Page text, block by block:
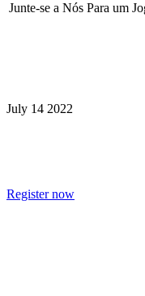
Junte-se a Nós Para um
July 14 2022
Register now